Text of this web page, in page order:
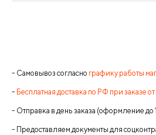
- Самовывоз согласно графику работы
- Бесплатная доставка по РФ при заказе
- Отправка в день заказа (оформление до
- Предоставляем документы для